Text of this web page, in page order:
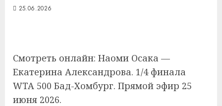
25.06.2026
Смотреть онлайн: Наоми Осака —
Екатерина Александрова. 1/4 финала
WTA 500 Бад-Хомбург. Прямой эфир 25
июня 2026.